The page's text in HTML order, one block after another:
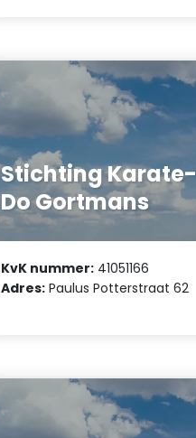
Stichting Karate-
Do Gortmans
KvK nummer: 41051166
Adres: Paulus Potterstraat 62